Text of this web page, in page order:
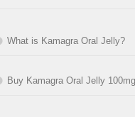
What is Kamagra Oral Jelly?
Buy Kamagra Oral Jelly 100mg